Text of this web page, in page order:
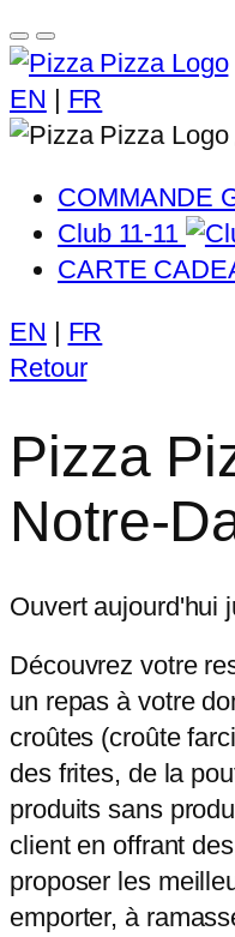
EN | FR
COMMANDE
Club 11-11
CARTE
EN | FR
Retour
Pizza
Notre-
Ouvert aujourd'hui
Découvrez votre
un repas à votre
croûtes (croûte
des frites, de la
produits sans
client en offrant
proposer les
emporter, à